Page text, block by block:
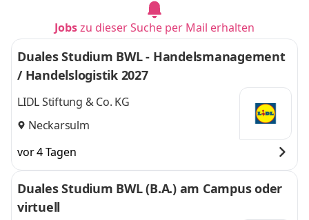
Jobszu dieser Suche per Mail erhalten
Duales Studium BWL - Handelsmanagement
/ Handelslogistik 2027
LIDL Stiftung & Co. KG
Neckarsulm
vor 4 Tagen
Duales Studium BWL (B.A.) am Campus oder
virtuell